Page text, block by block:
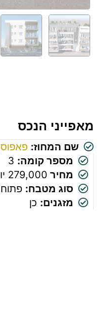
מאפייני הנכס
שם המחוז: פאפוס
מספר קומה:
מחיר 279,000 יורו
סוג מטבח: פתוח
מזגנים: כן